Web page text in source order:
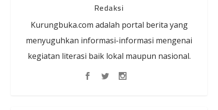
Redaksi
Kurungbuka.com adalah portal berita yang
menyuguhkan informasi-informasi mengenai
kegiatan literasi baik lokal maupun nasional.